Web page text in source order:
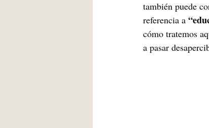
también puede
referencia a
cómo tratemos
a pasar